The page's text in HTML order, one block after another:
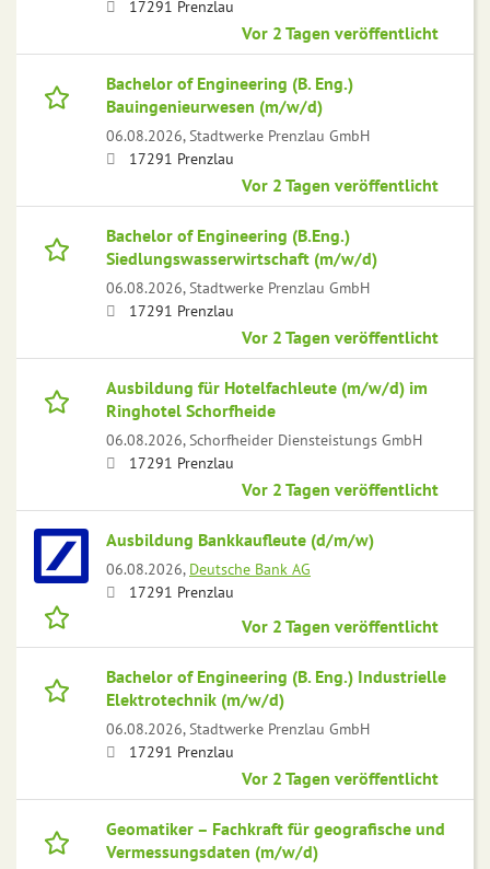
17291 Prenzlau
Vor 2 Tagen veröffentlicht
Bachelor of Engineering (B. Eng.)
Bauingenieurwesen (m/w/d)
06.08.2026,Stadtwerke Prenzlau GmbH
17291 Prenzlau
Vor 2 Tagen veröffentlicht
Bachelor of Engineering (B.Eng.)
Siedlungswasserwirtschaft (m/w/d)
06.08.2026,Stadtwerke Prenzlau GmbH
17291 Prenzlau
Vor 2 Tagen veröffentlicht
Ausbildung für Hotelfachleute (m/w/d) im
Ringhotel Schorfheide
06.08.2026,Schorfheider Diensteistungs GmbH
17291 Prenzlau
Vor 2 Tagen veröffentlicht
Ausbildung Bankkaufleute (d/m/w)
06.08.2026, Deutsche Bank AG
17291 Prenzlau
Vor 2 Tagen veröffentlicht
Bachelor of Engineering (B. Eng.) Industrielle
Elektrotechnik (m/w/d)
06.08.2026,Stadtwerke Prenzlau GmbH
17291 Prenzlau
Vor 2 Tagen veröffentlicht
Geomatiker – Fachkraft für geografische und
Vermessungsdaten (m/w/d)